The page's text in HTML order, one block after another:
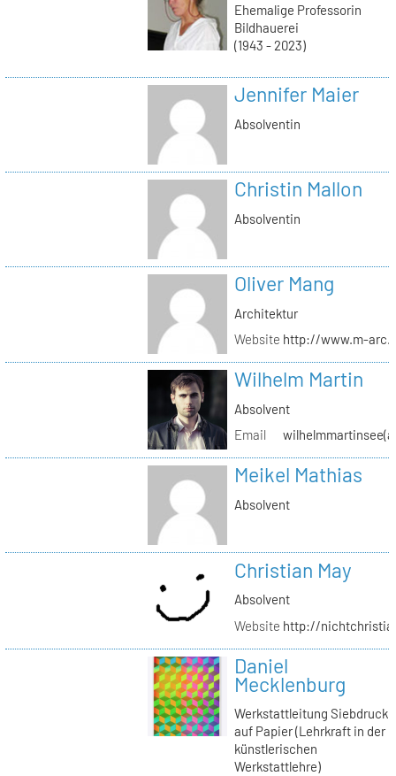
Ehemalige Professorin
Bildhauerei
(1943 - 2023)
Jennifer Maier
Absolventin
Christin Mallon
Absolventin
Oliver Mang
Architektur
Website http://www.m-
Wilhelm Martin
Absolvent
Email
Meikel Mathias
Absolvent
Christian May
Absolvent
Website http://
Daniel
Mecklenburg
Werkstattleitung Siebdruck
auf Papier (Lehrkraft in der
künstlerischen
Werkstattlehre)